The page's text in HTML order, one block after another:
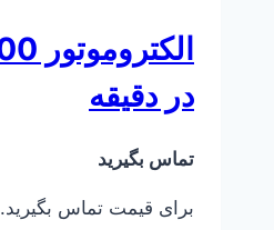
در دقیقه
تماس بگیرید
برای قیمت تماس بگیرید.